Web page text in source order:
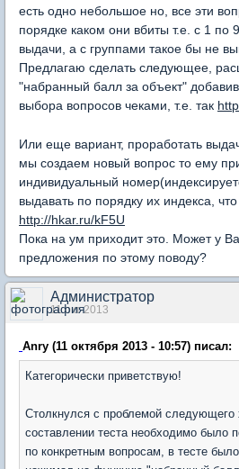
есть одно небольшое но, все эти
порядке каком они вбиты т.е. с 1 по
выдачи, а с группами такое бы не
Предлагаю сделать следующее,
"набранный балл за объект"
выбора вопросов чеками, т.е. так
Или еще вариант, проработать
мы создаем новый вопрос то ему
индивидуальный
выдавать по порядку их индекса,
http://hkar.ru/kF5U
Пока на ум приходит это. Может у
предложения по этому поводу?
Администратор
11 окт 2013
Anry (11 октября 2013 - 10:57) писал:
Категорически приветствую!
Столкнулся с проблемой следующего
составлении теста необходимо было
по конкретным вопросам, в тесте